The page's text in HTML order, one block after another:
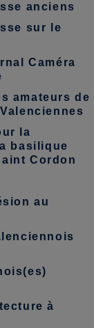
anciens
sur le
Caméra
amateurs de
la
basilique
Cordon
au
à